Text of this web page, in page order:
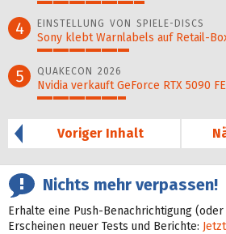
34%
4 EINSTELLUNG VON SPIELE-DISCS
Sony klebt Warnlabels auf Retail-
29%
5 QUAKECON 2026
Nvidia verkauft GeForce RTX 5090
28%
Voriger Inhalt
Nichts mehr verpassen!
Erhalte eine Push-Benachrichtigung
Erscheinen neuer Tests und Berichte: